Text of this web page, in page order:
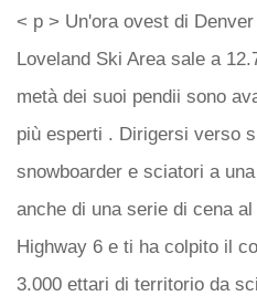
< p > Un'ora ovest di
Loveland Ski Area sale a
metà dei suoi pendii sono
più esperti . Dirigersi verso
snowboarder e sciatori a
anche di una serie di cena
Highway 6 e ti ha colpito il
3.000 ettari di territorio da